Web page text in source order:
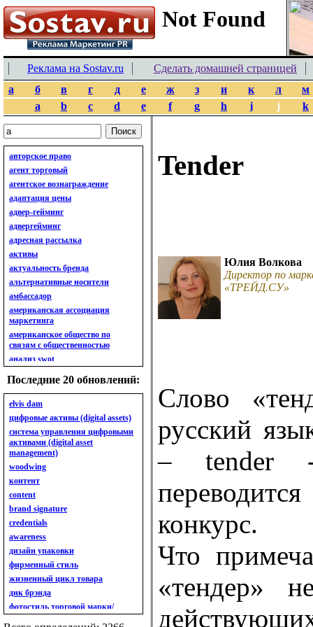
Реклама на Sostav.ru
Сделать домашней страницей
а
б в г д е ж з и к л
м
a
b c d e f g h i j k
авторское право
агент торговый
агентское вознаграждение
адаптация цены
адвер-гейминг
адвергейминг
адресная рассылка
активы
актуальность бренда
альтернативные носители
амбассадор
американская ассоциация
маркетинга
американское общество по
связям с общественностью
анализ swot
анализ бизнес-портфеля
анализ имиджа
анализ кластерный
анализ конкурентов
анализ кросс-культурных
особенностей
анализ мак кинси «7s»
анализ макросистемы
анализ маркетинговый
анализ рынка
анализ ситуационный
анализ экспертный
индивидуальный
анкета
ассортимент
ассортимент товарный.
планирование товарного
ассортимента
ассортимент. глубина
Последние 20 обновлений:
elvis dam
цифровые активы (digital assets)
система управления цифровыми
активами (digital asset
management)
woodwing
контент
content
brand signature
credentials
awareness
дизайн упаковки
фирменный стиль
жизненный цикл товара
днк брэнда
фотостиль торговой марки/
линейки продукции
Tender
Юлия Волкова
Директор по
«ТРЕЙД.СУ»
Слово
русский
– tender
конкурс.
Что
«тендер»